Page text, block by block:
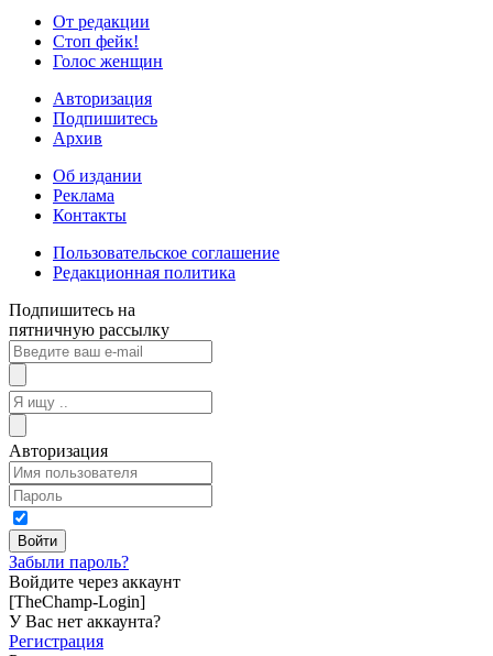
От редакции
Стоп фейк!
Голос женщин
Авторизация
Подпишитесь
Архив
Об издании
Реклама
Контакты
Пользовательское соглашение
Редакционная политика
Подпишитесь на
пятничную рассылку
Авторизация
Забыли пароль?
Войдите через аккаунт
[TheChamp-Login]
У Вас нет аккаунта?
Регистрация